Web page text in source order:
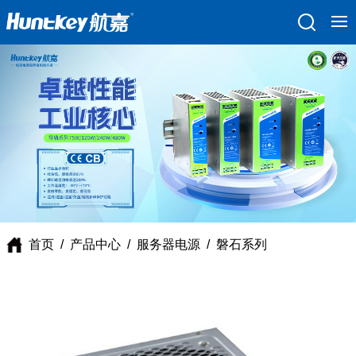
首页 / 产品中心 / 服务器电源 / 磐石系列